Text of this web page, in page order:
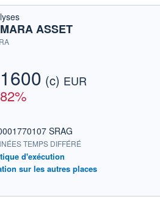
ASSET
(c) EUR
SRAG
TEMPS DIFFÉRÉ
d'exécution
sur les autres places